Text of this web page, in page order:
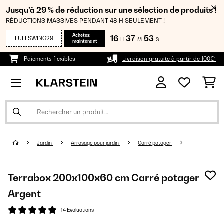
Jusqu’à 29 % de réduction sur une sélection de produits !
RÉDUCTIONS MASSIVES PENDANT 48 H SEULEMENT !
FULLSWING29
Achetez
maintenant
16 H 37 M 53 S
Paiements flexibles Livraison gratuite à partir de 100€*
Jardin Arrosage pour jardin Carré potager
Terrabox 200x100x60 cm Carré potager
Argent
14 Evaluations